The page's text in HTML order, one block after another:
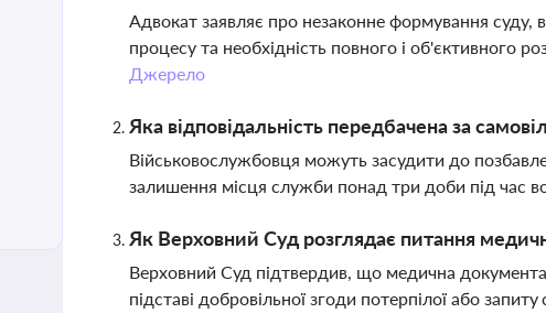
Адвокат заявляє про незаконне формування суду,
процесу та необхідність повного і об'єктивного
Джерело
Яка відповідальність передбачена за
Військовослужбовця можуть засудити до
залишення місця служби понад три доби під час
Як Верховний Суд розглядає питання
Верховний Суд підтвердив, що медична
підставі добровільної згоди потерпілої або